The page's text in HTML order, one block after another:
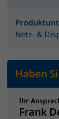
Netz- &
Haben
Ihr
Frank